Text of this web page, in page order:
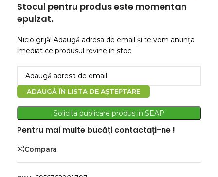
Stocul pentru produs este momentan
epuizat.
Nicio grijă! Adaugă adresa de email și te vom anunța
imediat ce produsul revine în stoc.
ADAUGĂ ÎN LISTA DE AȘTEPTARE
Solicita publicare produs in SEAP
Pentru mai multe bucăți contactați-ne !
Compara